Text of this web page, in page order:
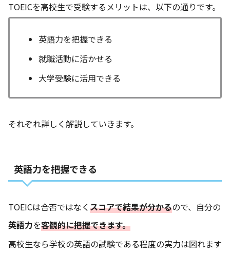
TOEICを高校生で受験するメリットは、以下の通りです。
英語力を把握できる
就職活動に活かせる
大学受験に活用できる
それぞれ詳しく解説していきます。
英語力を把握できる
TOEICは合否ではなくスコアで結果が分かるので、自分の
英語力を客観的に把握できます。
高校生なら学校の英語の試験である程度の実力は図れます